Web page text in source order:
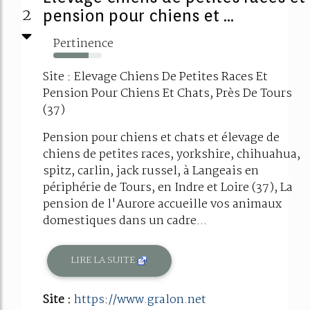
2
pension pour chiens et ...
Pertinence
73%
Site : Elevage Chiens De Petites Races Et
Pension Pour Chiens Et Chats, Près De Tours
(37)
Pension pour chiens et chats et élevage de
chiens de petites races, yorkshire, chihuahua,
spitz, carlin, jack russel, à Langeais en
périphérie de Tours, en Indre et Loire (37), La
pension de l'Aurore accueille vos animaux
domestiques dans un cadre...
LIRE LA SUITE
Site : https://www.gralon.net